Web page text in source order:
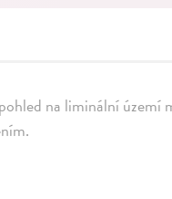
na liminální území